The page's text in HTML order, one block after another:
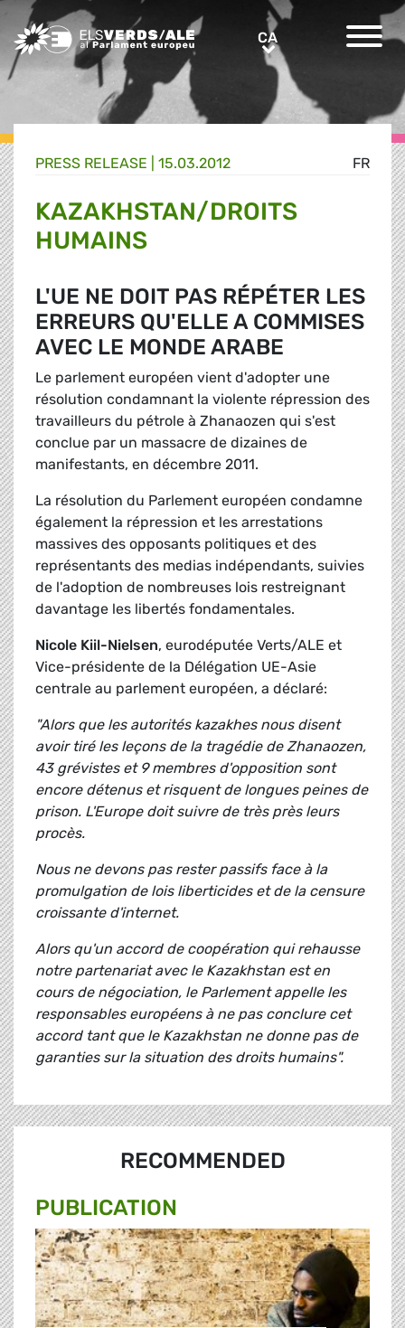
Greens/EFA Home CACA
FR
PRESS RELEASE | 15.03.2012
KAZAKHSTAN/DROITS
HUMAINS
L'UE NE DOIT PAS RÉPÉTER LES
ERREURS QU'ELLE A COMMISES
AVEC LE MONDE ARABE
Le parlement européen vient d'adopter une
résolution condamnant la violente répression des
travailleurs du pétrole à Zhanaozen qui s'est
conclue par un massacre de dizaines de
manifestants, en décembre 2011.
La résolution du Parlement européen condamne
également la répression et les arrestations
massives des opposants politiques et des
représentants des medias indépendants, suivies
de l'adoption de nombreuses lois restreignant
davantage les libertés fondamentales.
Nicole Kiil-Nielsen, eurodéputée Verts/ALE et
Vice-présidente de la Délégation UE-Asie
centrale au parlement européen, a déclaré:
"Alors que les autorités kazakhes nous disent
avoir tiré les leçons de la tragédie de Zhanaozen,
43 grévistes et 9 membres d'opposition sont
encore détenus et risquent de longues peines de
prison. L'Europe doit suivre de très près leurs
procès.
Nous ne devons pas rester passifs face à la
promulgation de lois liberticides et de la censure
croissante d'internet.
Alors qu'un accord de coopération qui rehausse
notre partenariat avec le Kazakhstan est en
cours de négociation, le Parlement appelle les
responsables européens à ne pas conclure cet
accord tant que le Kazakhstan ne donne pas de
garanties sur la situation des droits humains".
RECOMMENDED
PUBLICATION